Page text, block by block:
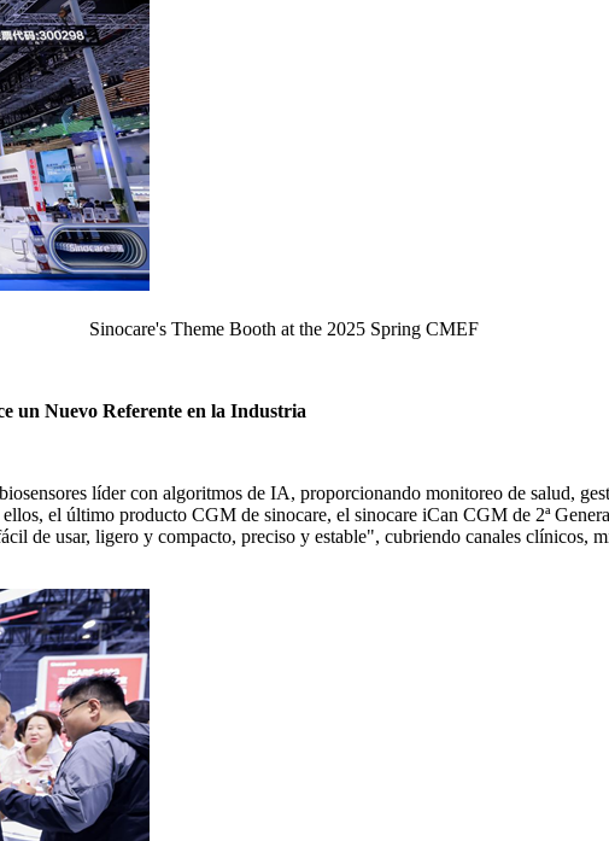
Sinocare's Theme Booth at the 2025 Spring CMEF
un Nuevo Referente en la Industria
líder con algoritmos de IA, proporcionando monitoreo de salud,
el último producto CGM de sinocare, el sinocare iCan CGM de 2ª
de usar, ligero y compacto, preciso y estable", cubriendo canales clínicos,